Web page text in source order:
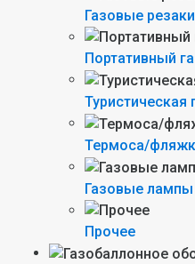
Газовые резаки
Портативный
Туристическая
Термоса/
Газовые лампы
Прочее